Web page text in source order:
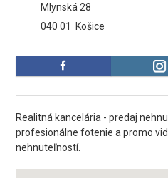
Mlynská 28
040 01
Košice
Realitná kancelária - predaj
profesionálne fotenie a promo
nehnuteľností.